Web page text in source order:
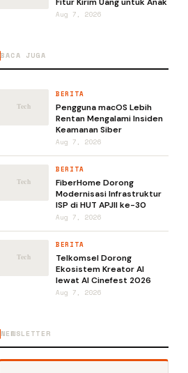
Aug 7, 2026
BACA JUGA
BERITA
Pengguna macOS Lebih
Rentan Mengalami Insiden
Keamanan Siber
Aug 7, 2026
BERITA
FiberHome Dorong
Modernisasi Infrastruktur
ISP di HUT APJII ke-30
Aug 7, 2026
BERITA
Telkomsel Dorong
Ekosistem Kreator AI
lewat AI Cinefest 2026
Aug 7, 2026
NEWSLETTER